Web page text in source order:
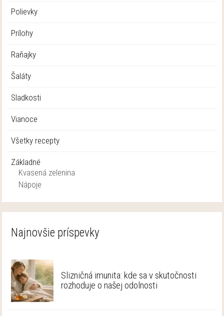
Polievky
Prílohy
Raňajky
Šaláty
Sladkosti
Vianoce
Všetky recepty
Základné
Kvasená zelenina
Nápoje
Najnovšie príspevky
Slizničná imunita: kde sa v skutočnosti
rozhoduje o našej odolnosti